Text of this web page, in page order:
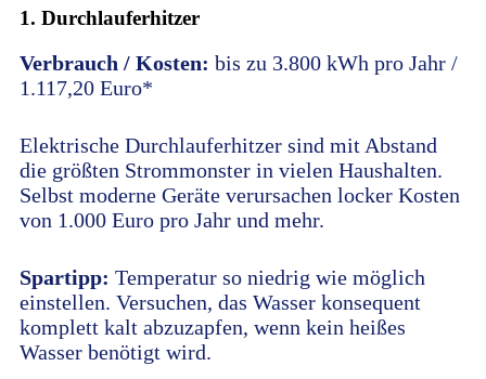
1. Durchlauferhitzer
Verbrauch / Kosten: bis zu 3.800 kWh pro Jahr /
1.117,20 Euro*
Elektrische Durchlauferhitzer sind mit Abstand
die größten Strommonster in vielen Haushalten.
Selbst moderne Geräte verursachen locker Kosten
von 1.000 Euro pro Jahr und mehr.
Spartipp: Temperatur so niedrig wie möglich
einstellen. Versuchen, das Wasser konsequent
komplett kalt abzuzapfen, wenn kein heißes
Wasser benötigt wird.